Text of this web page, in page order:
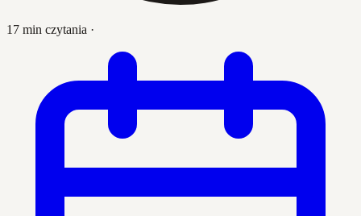
17 min czytania ·